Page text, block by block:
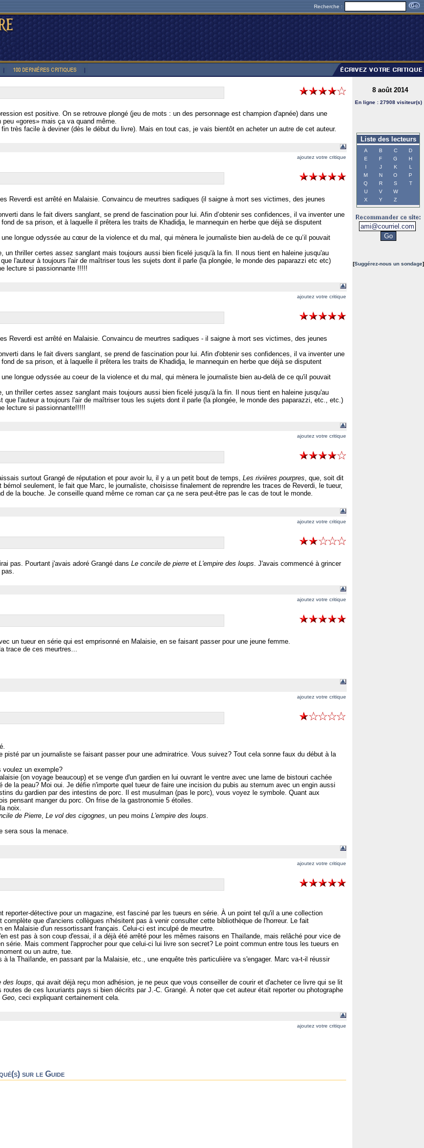
Recherche :
est positive. On se retrouve plongé (jeu de mots : un des personnage est champion d'apnée) dans une
«gores» mais ça va quand même.
très facile à deviner (dès le début du livre). Mais en tout cas, je vais bientôt en acheter un autre de cet auteur.
ajoutez votre critique
Reverdi est arrêté en Malaisie. Convaincu de meurtres sadiques (il saigne à mort ses victimes, des jeunes
dans le fait divers sanglant, se prend de fascination pour lui. Afin d’obtenir ses confidences, il va inventer une
de sa prison, et à laquelle il prêtera les traits de Khadidja, le mannequin en herbe que déjà se disputent
longue odyssée au cœur de la violence et du mal, qui mènera le journaliste bien au-delà de ce qu’il pouvait
un thriller certes assez sanglant mais toujours aussi bien ficelé jusqu'à la fin. Il nous tient en haleine jusqu'au
l'auteur à toujours l'air de maîtriser tous les sujets dont il parle (la plongée, le monde des paparazzi etc etc)
lecture si passionnante !!!!!
ajoutez votre critique
Reverdi est arrêté en Malaisie. Convaincu de meurtres sadiques - il saigne à mort ses victimes, des jeunes
dans le fait divers sanglant, se prend de fascination pour lui. Afin d'obtenir ses confidences, il va inventer une
de sa prison, et à laquelle il prêtera les traits de Khadidja, le mannequin en herbe que déjà se disputent
longue odyssée au coeur de la violence et du mal, qui mènera le journaliste bien au-delà de ce qu'il pouvait
un thriller certes assez sanglant mais toujours aussi bien ficelé jusqu'à la fin. Il nous tient en haleine jusqu'au
que l'auteur a toujours l'air de maîtriser tous les sujets dont il parle (la plongée, le monde des paparazzi, etc., etc.)
lecture si passionnante!!!!!
ajoutez votre critique
surtout Grangé de réputation et pour avoir lu, il y a un petit bout de temps, Les rivières pourpres, que, soit dit
seulement, le fait que Marc, le journaliste, choisisse finalement de reprendre les traces de Reverdi, le tueur,
de la bouche. Je conseille quand même ce roman car ça ne sera peut-être pas le cas de tout le monde.
ajoutez votre critique
pas. Pourtant j'avais adoré Grangé dans Le concile de pierre et L'empire des loups. J'avais commencé à grincer
ajoutez votre critique
un tueur en série qui est emprisonné en Malaisie, en se faisant passer pour une jeune femme.
trace de ces meurtres...
ajoutez votre critique
pisté par un journaliste se faisant passer pour une admiratrice. Vous suivez? Tout cela sonne faux du début à la
voulez un exemple?
(on voyage beaucoup) et se venge d'un gardien en lui ouvrant le ventre avec une lame de bistouri cachée
la peau? Moi oui. Je défie n'importe quel tueur de faire une incision du pubis au sternum avec un engin aussi
du gardien par des intestins de porc. Il est musulman (pas le porc), vous voyez le symbole. Quant aux
pensant manger du porc. On frise de la gastronomie 5 étoiles.
noix.
de Pierre, Le vol des cigognes, un peu moins L'empire des loups.
sera sous la menace.
ajoutez votre critique
reporter-détective pour un magazine, est fasciné par les tueurs en série. À un point tel qu'il a une collection
que d'anciens collègues n'hésitent pas à venir consulter cette bibliothèque de l'horreur. Le fait
Malaisie d'un ressortissant français. Celui-ci est inculpé de meurtre.
est pas à son coup d'essai, il a déjà été arrêté pour les mêmes raisons en Thaïlande, mais relâché pour vice de
série. Mais comment l'approcher pour que celui-ci lui livre son secret? Le point commun entre tous les tueurs en
ou un autre, tue.
la Thaïlande, en passant par la Malaisie, etc., une enquête très particulière va s'engager. Marc va-t-il réussir
des loups, qui avait déjà reçu mon adhésion, je ne peux que vous conseiller de courir et d'acheter ce livre qui se lit
de ces luxuriants pays si bien décrits par J.-C. Grangé. À noter que cet auteur était reporter ou photographe
Geo, ceci expliquant certainement cela.
ajoutez votre critique
sur le Guide
8 août 2014
En ligne : 27908 visiteur(s)
Liste des lecteurs
A B C
D
E
F G
H
I
J K
L
M
N O
P
Q
R S
T
U
V
W
X
Y Z
[Suggérez-nous un sondage]